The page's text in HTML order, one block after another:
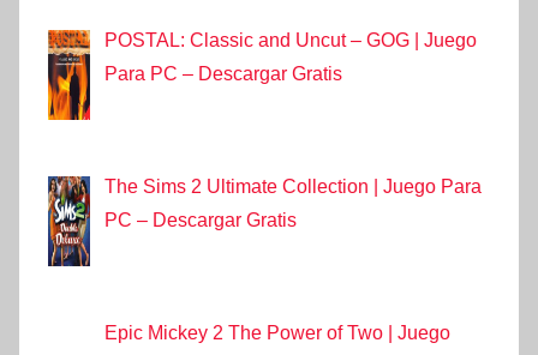
POSTAL: Classic and Uncut – GOG | Juego
Para PC – Descargar Gratis
The Sims 2 Ultimate Collection | Juego Para
PC – Descargar Gratis
Epic Mickey 2 The Power of Two | Juego